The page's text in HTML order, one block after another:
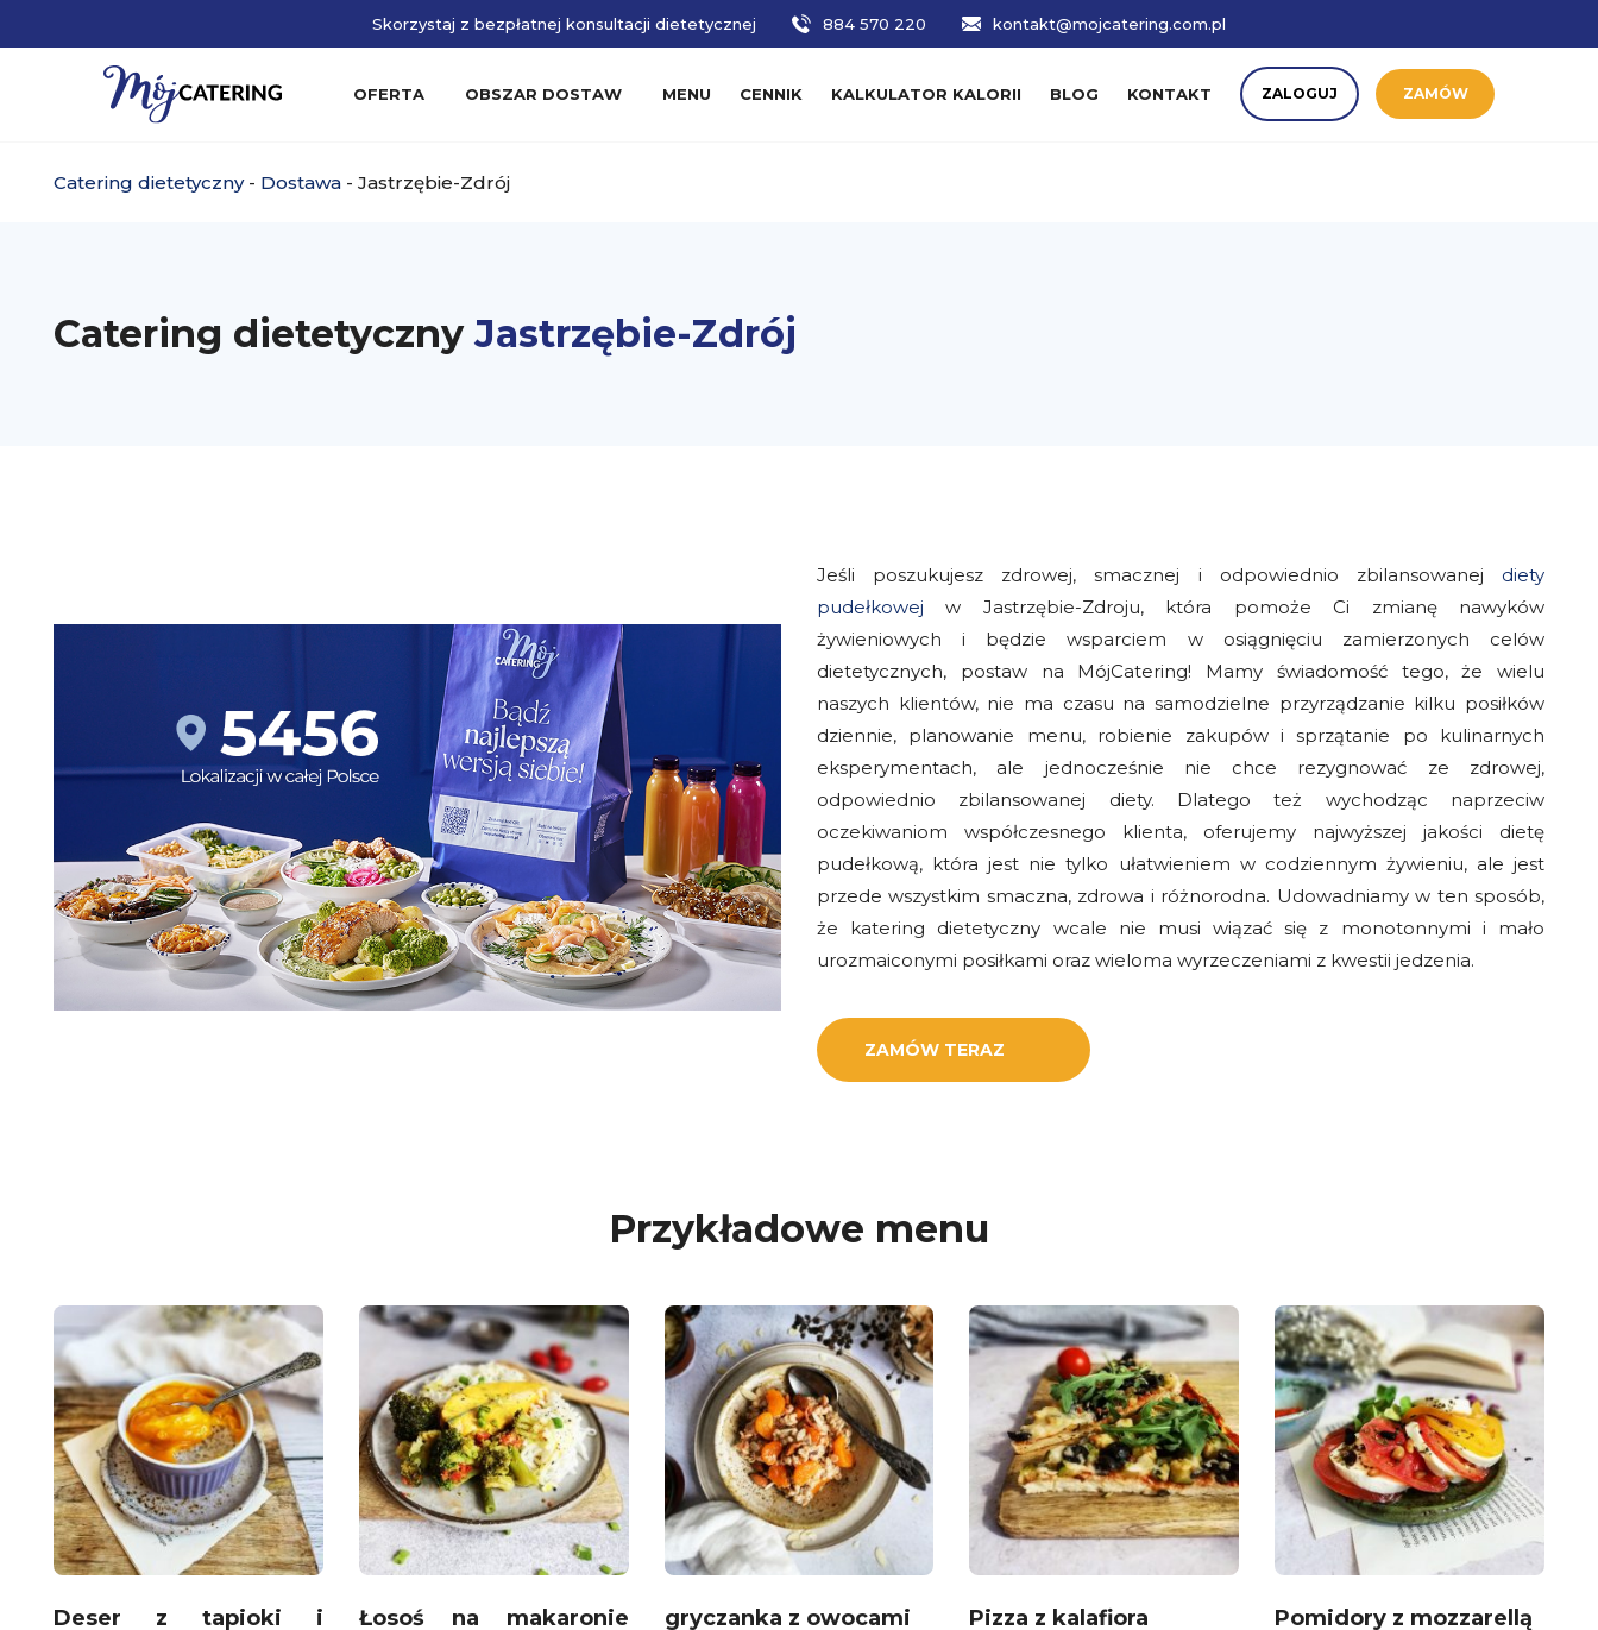
Skorzystaj z bezpłatnej konsultacji dietetycznej 884 570 220 kontakt@mojcatering.com.pl
OFERTA OBSZAR DOSTAW MENU CENNIK KALKULATOR KALORII BLOG KONTAKT ZALOGUJ ZAMÓW
Catering dietetyczny- Dostawa - Jastrzębie-Zdrój
Catering dietetycznyJastrzębie-Zdrój
Jeśli poszukujesz zdrowej, smacznej i odpowiednio zbilansowanej diety
pudełkowej w Jastrzębie-Zdroju, która pomoże Ci zmianę nawyków
żywieniowych i będzie wsparciem w osiągnięciu zamierzonych celów
dietetycznych, postaw na MójCatering! Mamy świadomość tego, że wielu
naszych klientów, nie ma czasu na samodzielne przyrządzanie kilku posiłków
dziennie, planowanie menu, robienie zakupów i sprzątanie po kulinarnych
eksperymentach, ale jednocześnie nie chce rezygnować ze zdrowej,
odpowiednio zbilansowanej diety. Dlatego też wychodząc naprzeciw
oczekiwaniom współczesnego klienta, oferujemy najwyższej jakości dietę
pudełkową, która jest nie tylko ułatwieniem w codziennym żywieniu, ale jest
przede wszystkim smaczna, zdrowa i różnorodna. Udowadniamy w ten sposób,
że katering dietetyczny wcale nie musi wiązać się z monotonnymi i mało
urozmaiconymi posiłkami oraz wieloma wyrzeczeniami z kwestii jedzenia.
ZAMÓW TERAZ
Przykładowe menu
Deser z tapioki i
Łosoś na makaronie
gryczanka z owocami Pizza z kalafiora Pomidory z mozzarellą